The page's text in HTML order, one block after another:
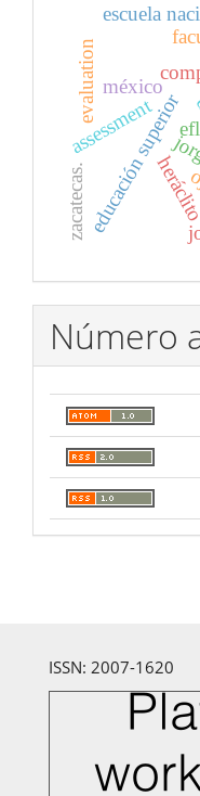
educación superior
méxico
assessment
evaluation
escuela
zacatecas.
Número
ISSN: 2007-1620